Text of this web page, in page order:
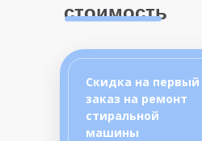
стоимость
Скидка на первый
заказ на ремонт
стиральной
машины